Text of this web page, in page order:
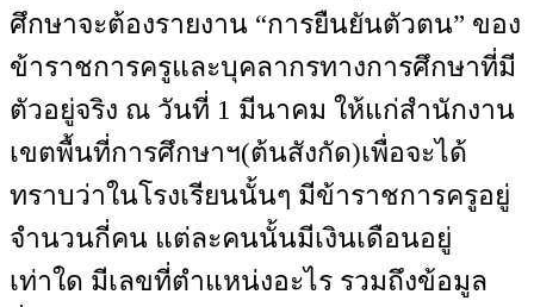
ศึกษาจะต้องรายงาน “การยืนยันตัวตน” ของ
ข้าราชการครูและบุคลากรทางการศึกษาที่มี
ตัวอยู่จริง ณ วันที่ 1 มีนาคม ให้แก่สำนักงาน
เขตพื้นที่การศึกษาฯ(ต้นสังกัด)เพื่อจะได้
ทราบว่าในโรงเรียนนั้นๆ มีข้าราชการครูอยู่
จำนวนกี่คน แต่ละคนนั้นมีเงินเดือนอยู่
เท่าใด มีเลขที่ตำแหน่งอะไร รวมถึงข้อมูล